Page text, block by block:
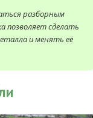
разборным
позволяет сделать
и менять её